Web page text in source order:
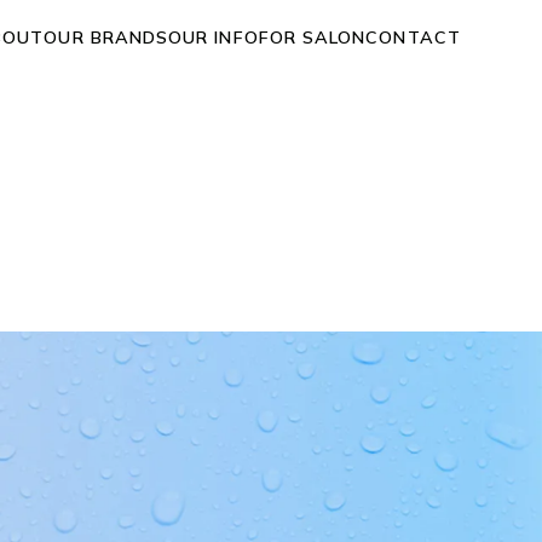
OUR BRANDSOUR INFOFOR SALONCONTACT